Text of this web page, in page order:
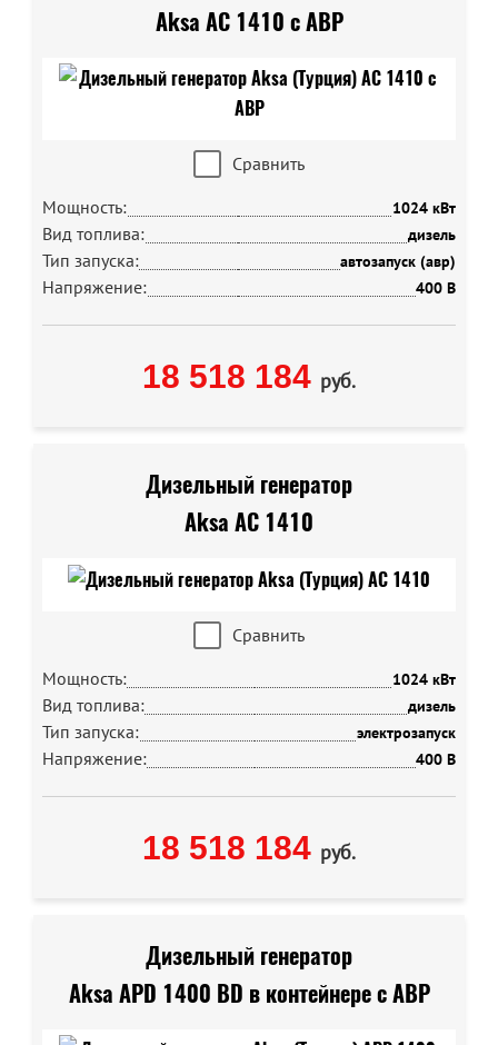
Aksa AC 1410 с АВР
Сравнить
Мощность:
1024 кВт
Вид топлива: дизель
Тип запуска: автозапуск (авр)
Напряжение: 400 В
18 518 184 руб.
Дизельный генератор
Aksa AC 1410
Сравнить
Мощность:
1024 кВт
Вид топлива: дизель
Тип запуска: электрозапуск
Напряжение: 400 В
18 518 184 руб.
Дизельный генератор
Aksa APD 1400 BD в контейнере с АВР